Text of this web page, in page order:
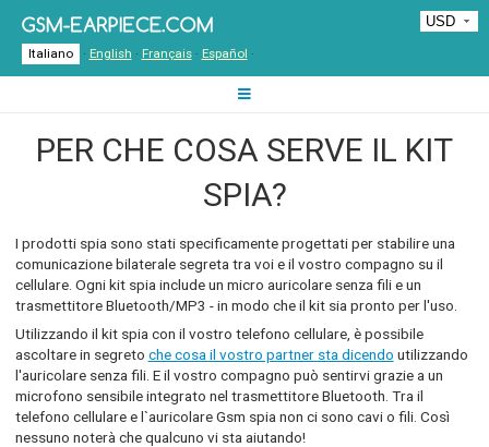
Italiano · English · Français· Español ·
PER CHE COSA SERVE IL KIT
SPIA?
I prodotti spia sono stati specificamente progettati per stabilire una
comunicazione bilaterale segreta tra voi e il vostro compagno su il
cellulare. Ogni kit spia include un micro auricolare senza fili e un
trasmettitore Bluetooth/MP3 - in modo che il kit sia pronto per l'uso.
Utilizzando il kit spia con il vostro telefono cellulare, è possibile
ascoltare in segreto che cosa il vostro partner sta dicendo utilizzando
l'auricolare senza fili. E il vostro compagno può sentirvi grazie a un
microfono sensibile integrato nel trasmettitore Bluetooth. Tra il
telefono cellulare e l`auricolare Gsm spia non ci sono cavi o fili. Così
nessuno noterà che qualcuno vi sta aiutando!